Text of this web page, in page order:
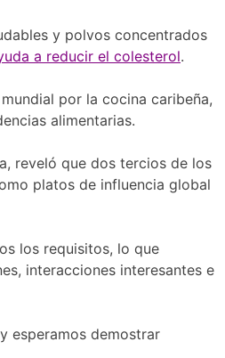
y polvos concentrados
a reducir el colesterol.
por la cocina caribeña,
alimentarias.
reveló que dos tercios de los
platos de influencia global
los requisitos, lo que
interacciones interesantes e
esperamos demostrar